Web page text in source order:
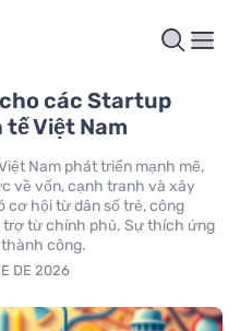
các Startup
Việt Nam
Nam phát triển mạnh mẽ,
về vốn, cạnh tranh và xây
cơ hội từ dân số trẻ, công
từ chính phủ. Sự thích ứng
công.
DE 2026